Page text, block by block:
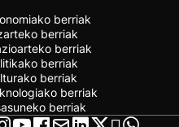
berriak
berriak
berriak
berriak
berriak
berriak
berriak